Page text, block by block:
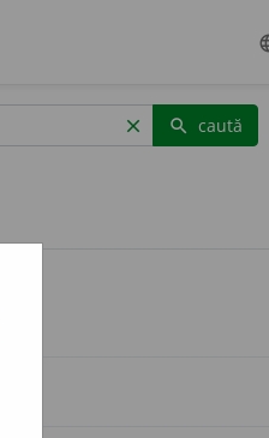
clear search caută